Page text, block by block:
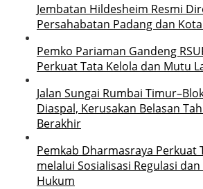
Jembatan Hildesheim Resmi
Persahabatan Padang dan
Pemko Pariaman Gandeng
Perkuat Tata Kelola dan Mutu
Jalan Sungai Rumbai
Diaspal, Kerusakan Belasan
Berakhir
Pemkab Dharmasraya Perkuat
melalui Sosialisasi Regulasi
Hukum